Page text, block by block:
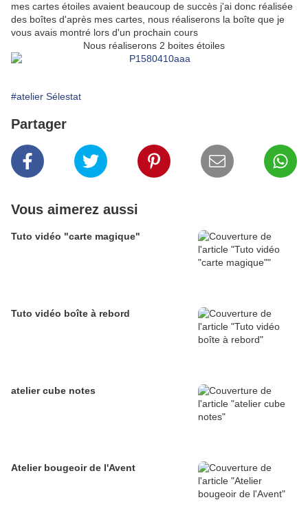
mes cartes étoiles avaient beaucoup de succès j'ai donc réalisée
des boîtes d'après mes cartes, nous réaliserons la boîte que je
vous avais montré lors d'un prochain cours
Nous réaliserons 2 boites étoiles
#atelier Sélestat
Partager
Vous aimerez aussi
Tuto vidéo "carte magique"
Tuto vidéo boîte à rebord
atelier cube notes
Atelier bougeoir de l'Avent